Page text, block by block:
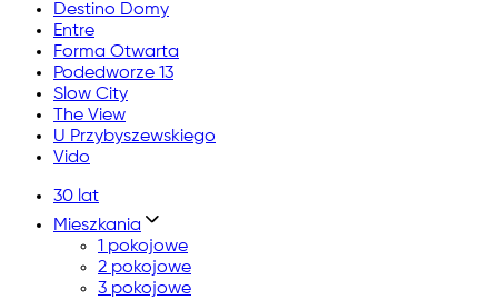
Destino Domy
Entre
Forma Otwarta
Podedworze 13
Slow City
The View
U Przybyszewskiego
Vido
30 lat
Mieszkania
1 pokojowe
2 pokojowe
3 pokojowe